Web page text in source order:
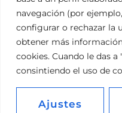
navegación (por
configurar o rechazar la
obtener más
cookies. Cuando le das a
consintiendo el uso de
Ajustes
Financiado por la